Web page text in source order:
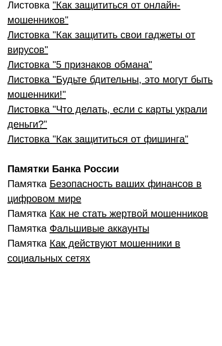
Листовка "Как защититься от онлайн-
мошенников"
Листовка "Как защитить свои гаджеты от
вирусов"
Листовка "5 признаков обмана"
Листовка "Будьте бдительны, это могут быть
мошенники!"
Листовка "Что делать, если с карты украли
деньги?"
Листовка "Как защититься от фишинга"
Памятки Банка России
Памятка Безопасность ваших финансов в
цифровом мире
Памятка Как не стать жертвой мошенников
Памятка Фальшивые аккаунты
Памятка Как действуют мошенники в
социальных сетях